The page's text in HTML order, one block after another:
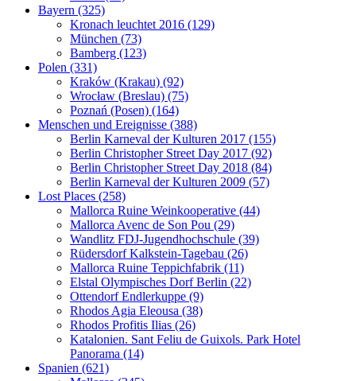
Bayern (325)
Kronach leuchtet 2016 (129)
München (73)
Bamberg (123)
Polen (331)
Kraków (Krakau) (92)
Wrocław (Breslau) (75)
Poznań (Posen) (164)
Menschen und Ereignisse (388)
Berlin Karneval der Kulturen 2017 (155)
Berlin Christopher Street Day 2017 (92)
Berlin Christopher Street Day 2018 (84)
Berlin Karneval der Kulturen 2009 (57)
Lost Places (258)
Mallorca Ruine Weinkooperative (44)
Mallorca Avenc de Son Pou (29)
Wandlitz FDJ-Jugendhochschule (39)
Rüdersdorf Kalkstein-Tagebau (26)
Mallorca Ruine Teppichfabrik (11)
Elstal Olympisches Dorf Berlin (22)
Ottendorf Endlerkuppe (9)
Rhodos Agia Eleousa (38)
Rhodos Profitis Ilias (26)
Katalonien. Sant Feliu de Guixols. Park Hotel
Panorama (14)
Spanien (621)